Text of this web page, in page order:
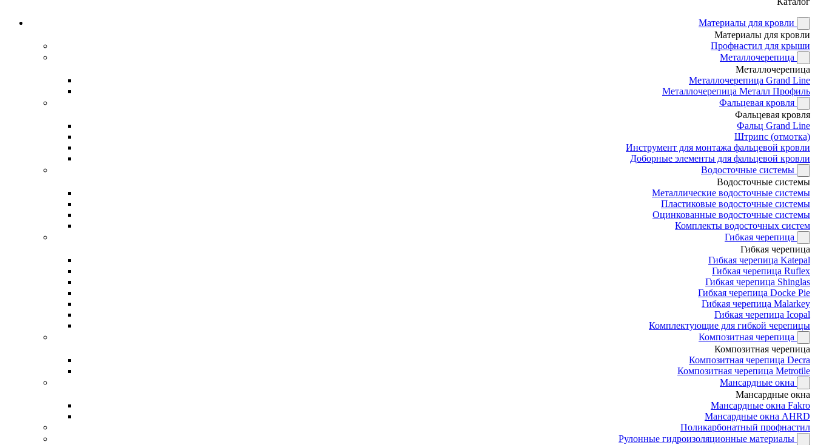
Материалы для кровли
Материалы для кровли
Профнастил для крыши
Металлочерепица
Металлочерепица
Металлочерепица Grand Line
Металлочерепица Металл Профиль
Фальцевая кровля
Фальцевая кровля
Фальц Grand Line
Штрипс (отмотка)
Инструмент для монтажа фальцевой кровли
Доборные элементы для фальцевой кровли
Водосточные системы
Водосточные системы
Металлические водосточные системы
Пластиковые водосточные системы
Оцинкованные водосточные системы
Комплекты водосточных систем
Гибкая черепица
Гибкая черепица
Гибкая черепица Katepal
Гибкая черепица Ruflex
Гибкая черепица Shinglas
Гибкая черепица Docke Pie
Гибкая черепица Malarkey
Гибкая черепица Icopal
Комплектующие для гибкой черепицы
Композитная черепица
Композитная черепица
Композитная черепица Decra
Композитная черепица Metrotile
Мансардные окна
Мансардные окна
Мансардные окна Fakro
Мансардные окна AHRD
Поликарбонатный профнастил
Рулонные гидроизоляционные материалы